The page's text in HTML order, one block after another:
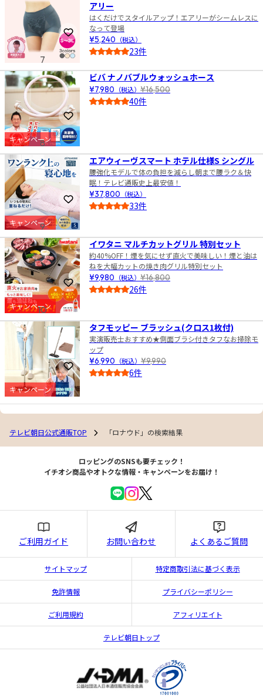
お気に入りに登録
アリー
はくだけでスタイルアップ！エアリーがシームレスに
なって登場
¥5,240 （税込）
23件
お気に入りに登録
キャンペーン
7
ビバ ナノバブルウォッシュホース
¥7,980 （税込） ¥16,500
40件
お気に入りに登録
キャンペーン
8
エアウィーヴスマート ホテル仕様S シングル
腰強化モデルで体の負担を減らし朝まで腰ラク＆快
眠！テレビ通販史上最安値！
¥37,800 （税込）
33件
お気に入りに登録
キャンペーン
9
イワタニ マルチカットグリル 特別セット
約40%OFF！煙を気にせず直火で美味しい！煙と油は
ねを大幅カットの焼き肉グリル特別セット
¥9,980 （税込） ¥16,800
26件
お気に入りに登録
キャンペーン
10
タフモッピー ブラッシュ(クロス1枚付)
実演販売士おすすめ★側面ブラシ付きタフなお掃除モ
ップ
¥6,990 （税込） ¥9,990
6件
テレビ朝日公式通販TOP 「ロナウド」の検索結果
ロッピングのSNSも要チェック！
イチオシ商品やオトクな情報・キャンペーンをお届け！
ご利用ガイド お問い合わせ よくあるご質問
サイトマップ 特定商取引法に基づく表示
免許情報 プライバシーポリシー
ご利用規約 アフィリエイト
テレビ朝日トップ